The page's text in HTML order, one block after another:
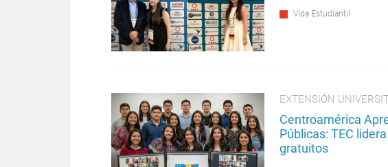
Vida Estudiantil
EXTENSIÓN
Centroamérica
Públicas: TEC
gratuitos